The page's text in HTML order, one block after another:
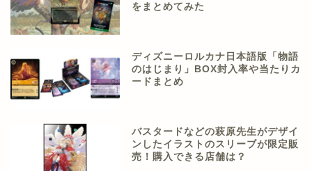
をまとめてみた
ディズニーロルカナ日本語版「物語
のはじまり」BOX封入率や当たりカ
ードまとめ
バスタードなどの萩原先生がデザイ
ンしたイラストのスリーブが限定販
売！購入できる店舗は？